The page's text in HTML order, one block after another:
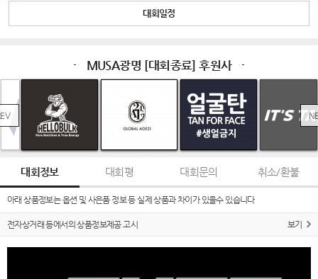
대회일정
MUSA광명 [대회종료] 후원사
대회정보 대회평 대회문의 취소/환불
아래 상품정보는 옵션 및 사은품 정보 등 실제 상품과 차이가 있을수 있습니다
전자상거래 등에서의 상품정보제공 고시 보기